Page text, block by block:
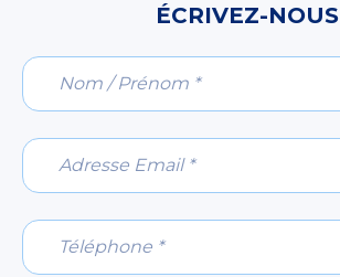
ÉCRIVEZ-NOUS
Nom / Prénom *
Adresse Email *
Téléphone *